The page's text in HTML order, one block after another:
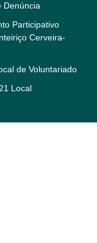
Denúncia
Participativo
Cerveira-
de Voluntariado
Local